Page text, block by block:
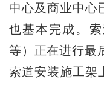
中心及商业中心
也基本完成。
等）正在进行最
索道安装施工架